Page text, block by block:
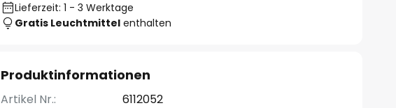
Lieferzeit: 1 - 3 Werktage
Gratis Leuchtmittel enthalten
Produktinformationen
Artikel Nr.:
6112052